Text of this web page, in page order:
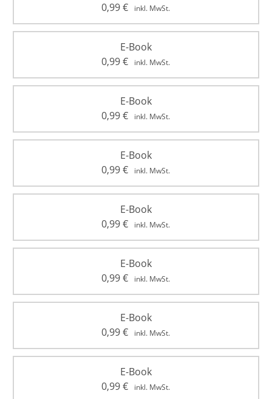
0,99€ inkl. MwSt.
E-Book
0,99€ inkl. MwSt.
E-Book
0,99€ inkl. MwSt.
E-Book
0,99€ inkl. MwSt.
E-Book
0,99€ inkl. MwSt.
E-Book
0,99€ inkl. MwSt.
E-Book
0,99€ inkl. MwSt.
E-Book
0,99€ inkl. MwSt.